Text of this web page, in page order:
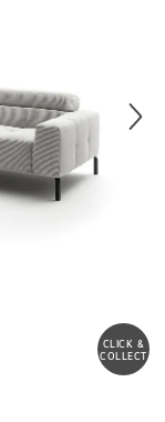
CLICK &
COLLECT